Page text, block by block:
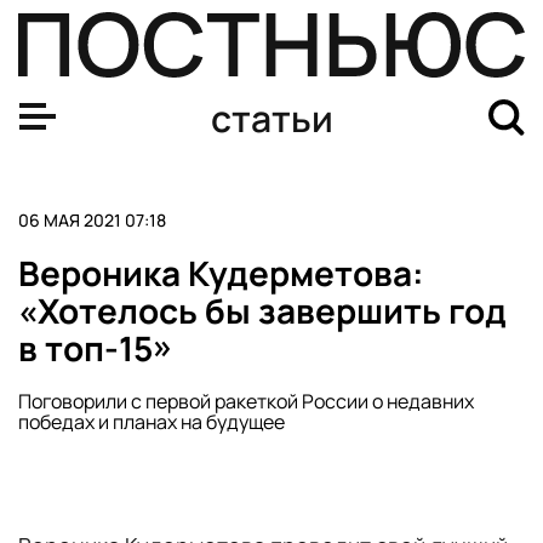
статьи
06 МАЯ 2021 07:18
Вероника Кудерметова:
«Хотелось бы завершить год
в топ-15»
Поговорили с первой ракеткой России о недавних
победах и планах на будущее
Вероника Кудерметова: «Хотелось бы завершить год в